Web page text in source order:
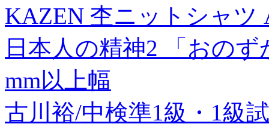
KAZEN 杢ニットシャツ
日本人の精神2 「おの
mm以上幅
古川裕/中検準1級・1級